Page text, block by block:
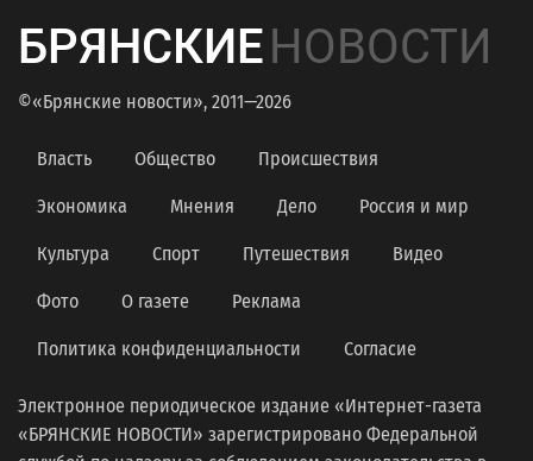
БРЯНСКИЕНОВОСТИ
©«Брянские новости», 2011—2026
Власть Общество Происшествия
Экономика Мнения Дело Россия и мир
Культура Спорт Путешествия Видео
Фото О газете Реклама
Политика конфиденциальности Согласие
Электронное периодическое издание «Интернет-газета
«БРЯНСКИЕ НОВОСТИ» зарегистрировано Федеральной